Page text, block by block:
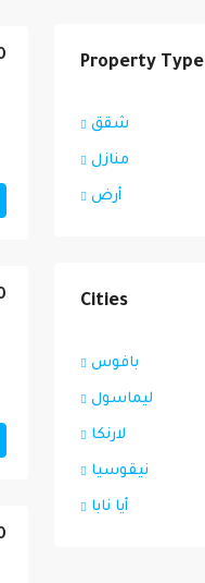
Property Type
شقق
منازل
أرض
Cities
بافوس
ليماسول
لارنكا
نيقوسيا
أيا نابا